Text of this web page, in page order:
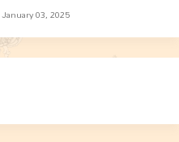
January 03, 2025